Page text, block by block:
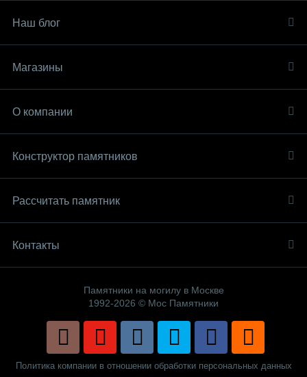
Наш блог
Магазины
О компании
Конструктор памятников
Рассчитать памятник
Контакты
Памятники на могилу в Москве
1992-2026 © Мос Памятники
Политика компании в отношении обработки персональных данных